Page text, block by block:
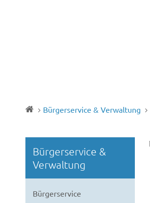
Bürgerservice & Verwaltung
Bürgerservice &
Verwaltung
Bürgerservice